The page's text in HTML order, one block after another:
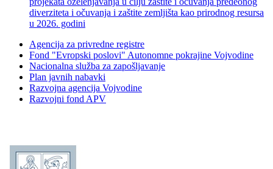
diverziteta i očuvanja i zaštite zemljišta kao prirodnog resursa
u 2026. godini
Agencija za privredne registre
Fond "Evropski poslovi" Autonomne pokrajine Vojvodine
Nacionalna služba za zapošljavanje
Plan javnih nabavki
Razvojna agencija Vojvodine
Razvojni fond APV